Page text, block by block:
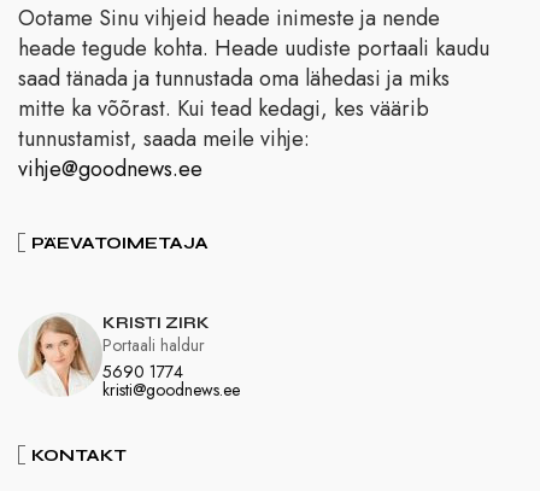
Ootame Sinu vihjeid heade inimeste ja nende
heade tegude kohta. Heade uudiste portaali kaudu
saad tänada ja tunnustada oma lähedasi ja miks
mitte ka võõrast. Kui tead kedagi, kes väärib
tunnustamist, saada meile vihje:
vihje@goodnews.ee
PÄEVATOIMETAJA
KRISTI ZIRK
5690 1774
kristi@goodnews.ee
Portaali haldur
KONTAKT